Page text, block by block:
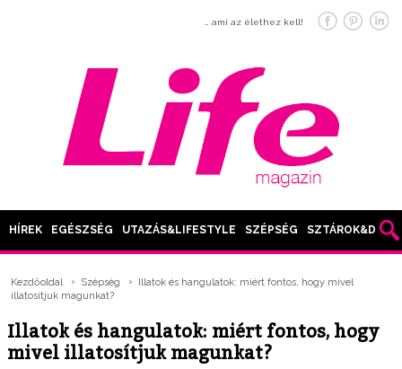
… ami az élethez kell!
HÍREK EGÉSZSÉG UTAZÁS&LIFESTYLE SZÉPSÉG SZTÁROK&DIVAT
Kezdőoldal Szépség
Illatok és hangulatok: miért fontos, hogy mivel
illatosítjuk magunkat?
Illatok és hangulatok: miért fontos, hogy
mivel illatosítjuk magunkat?